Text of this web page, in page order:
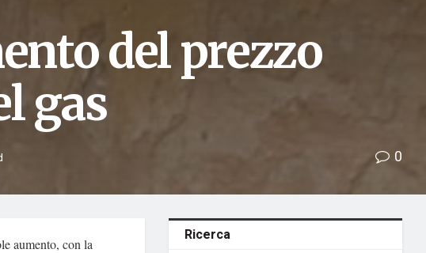
del prezzo
gas
0
aumento, con la
Ricerca